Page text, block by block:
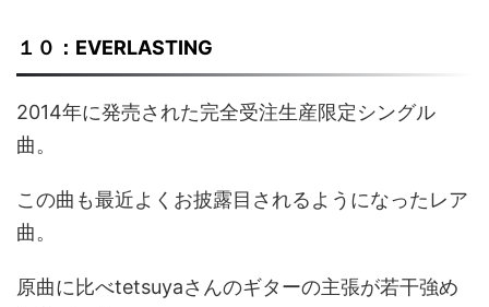
１０：EVERLASTING
2014年に発売された完全受注生産限定シングル
曲。
この曲も最近よくお披露目されるようになったレア
曲。
原曲に比べtetsuyaさんのギターの主張が若干強め